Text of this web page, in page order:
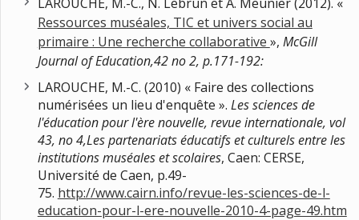
Ressources muséales, TIC et univers social au
primaire : Une recherche collaborative », McGill
Journal of Education,42 no2, p.171-192:
LAROUCHE, M.-C. (2010) « Faire des collections
numérisées un lieu d'enquête ». Les sciences de
l'éducation pour l'ère nouvelle, revue internationale, vol
43, no 4,Les partenariats éducatifs et culturels entre les
institutions muséales et scolaires, Caen: CERSE,
Université de Caen, p.49-
75. http://www.cairn.info/revue-les-sciences-de-l-
education-pour-l-ere-nouvelle-2010-4-page-49.htm